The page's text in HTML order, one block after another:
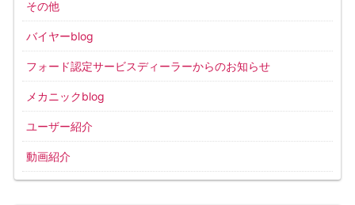
その他
バイヤーblog
フォード認定サービスディーラーからのお知らせ
メカニックblog
ユーザー紹介
動画紹介